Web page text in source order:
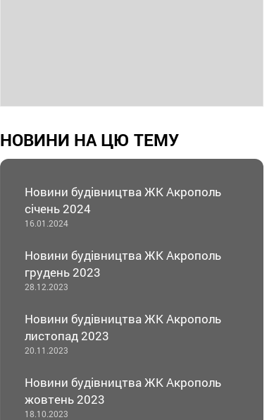
НОВИНИ НА ЦЮ ТЕМУ
Новини будівництва ЖК Акрополь
січень 2024
16.01.2024
Новини будівництва ЖК Акрополь
грудень 2023
28.12.2023
Новини будівництва ЖК Акрополь
листопад 2023
20.11.2023
Новини будівництва ЖК Акрополь
жовтень 2023
18.10.2023